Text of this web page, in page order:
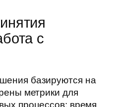
с
базируются на
метрики для
процессов: время